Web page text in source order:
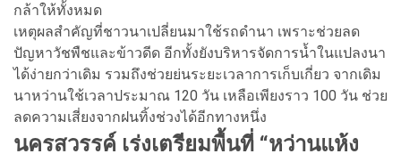
กล้าให้ทั้งหมด
เหตุผลสำคัญที่ชาวนาเปลี่ยนมาใช้รถดำนา เพราะช่วยลด
ปัญหาวัชพืชและข้าวดีด อีกทั้งยังบริหารจัดการน้ำในแปลงนา
ได้ง่ายกว่าเดิม รวมถึงช่วยย่นระยะเวลาการเก็บเกี่ยว จากเดิม
นาหว่านใช้เวลาประมาณ 120 วัน เหลือเพียงราว 100 วัน ช่วย
ลดความเสี่ยงจากฝนทิ้งช่วงได้อีกทางหนึ่ง
นครสวรรค์ เร่งเตรียมพื้นที่ “หว่านแห้ง